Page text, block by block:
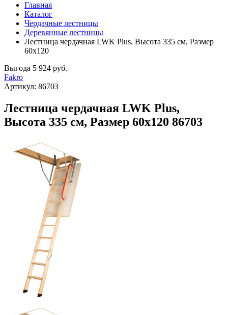
Главная
Каталог
Чердачные лестницы
Деревянные лестницы
Лестница чердачная LWK Plus, Высота 335 см, Размер
60х120
Выгода 5 924 руб.
Fakro
Артикул: 86703
Лестница чердачная LWK Plus,
Высота 335 см, Размер 60х120 86703